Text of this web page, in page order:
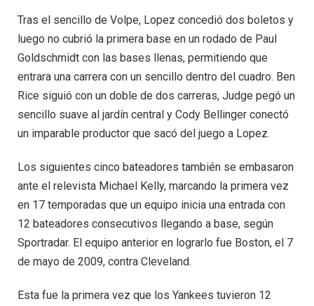
Tras el sencillo de Volpe, Lopez concedió dos boletos y
luego no cubrió la primera base en un rodado de Paul
Goldschmidt con las bases llenas, permitiendo que
entrara una carrera con un sencillo dentro del cuadro. Ben
Rice siguió con un doble de dos carreras, Judge pegó un
sencillo suave al jardín central y Cody Bellinger conectó
un imparable productor que sacó del juego a Lopez.
Los siguientes cinco bateadores también se embasaron
ante el relevista Michael Kelly, marcando la primera vez
en 17 temporadas que un equipo inicia una entrada con
12 bateadores consecutivos llegando a base, según
Sportradar. El equipo anterior en lograrlo fue Boston, el 7
de mayo de 2009, contra Cleveland.
Esta fue la primera vez que los Yankees tuvieron 12